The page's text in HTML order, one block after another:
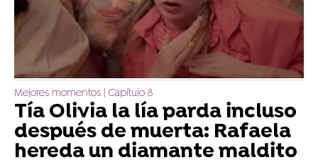
Mejores momentos | Capítulo 8
Tía Olivia la lía parda incluso
después de muerta: Rafaela
hereda un diamante maldito